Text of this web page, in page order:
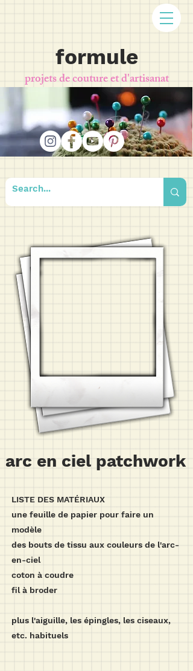
formule
projets de couture et d'artisanat
arc en ciel patchwork
LISTE DES MATÉRIAUX
une feuille de papier pour faire un
modèle
des bouts de tissu aux couleurs de l'arc-
en-ciel
coton à coudre
fil à broder
plus l'aiguille, les épingles, les ciseaux,
etc. habituels